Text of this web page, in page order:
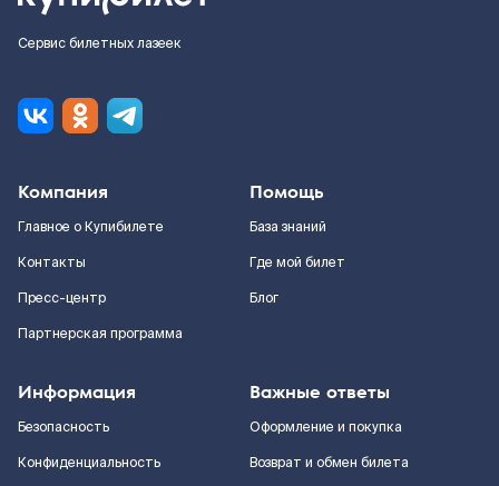
Сервис билетных лазеек
Компания
Главное о Купибилете
Контакты
Пресс-центр
Партнерская программа
Помощь
База знаний
Где мой билет
Блог
Информация
Безопасность
Конфиденциальность
Важные ответы
Оформление и покупка
Возврат и обмен билета